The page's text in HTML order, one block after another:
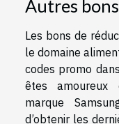
Autres
Les bons de
le domaine
codes promo
êtes amoureux
marque
d’obtenir les